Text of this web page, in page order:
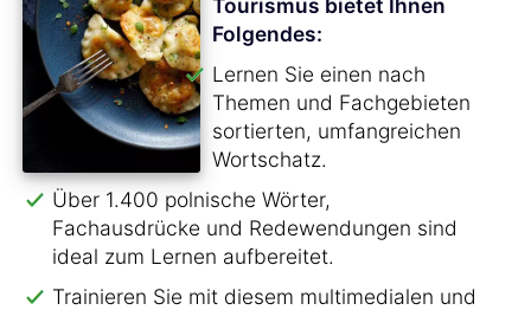
Tourismus bietet Ihnen
Folgendes:
Lernen Sie einen nach
Themen und Fachgebieten
sortierten, umfangreichen
Wortschatz.
Über 1.400 polnische Wörter,
Fachausdrücke und Redewendungen sind
ideal zum Lernen aufbereitet.
Trainieren Sie mit diesem multimedialen und